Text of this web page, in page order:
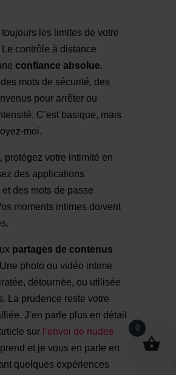
toujours les limites de votre
contrôle à distance
confiance absolue.
mots de sécurité, des
pour arrêter ou
C’est basique, mais
moi.
protégez votre intimité en
des applications
des mots de passe
moments intimes doivent
partages de contenus
photo ou vidéo intime
détournée, ou utilisée
La prudence reste votre
J’en parle plus en détail
sur l’envoi de nudes
et je vous en parle en
quelques expériences
0